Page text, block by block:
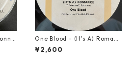
】
One Blood - (It's A) Romanc
e【12-50054】
¥2,600